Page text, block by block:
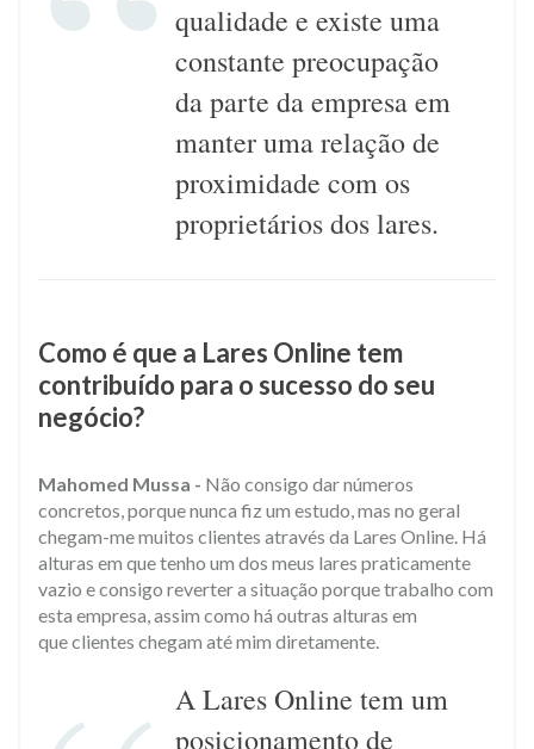
qualidade e existe uma
constante preocupação
da parte da empresa em
manter uma relação de
proximidade com os
proprietários dos lares.
Como é que a Lares Online tem
contribuído para o sucesso do seu
negócio?
Mahomed Mussa - Não consigo dar números
concretos, porque nunca fiz um estudo, mas no geral
chegam-me muitos clientes através da Lares Online. Há
alturas em que tenho um dos meus lares praticamente
vazio e consigo reverter a situação porque trabalho com
esta empresa, assim como há outras alturas em
que clientes chegam até mim diretamente.​
​A Lares Online tem um
posicionamento de